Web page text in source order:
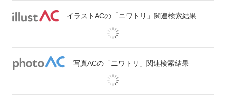
イラストACの「ニワトリ」関連検索結果
写真ACの「ニワトリ」関連検索結果